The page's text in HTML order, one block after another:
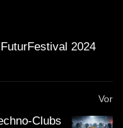
2024
Vor
Clubs